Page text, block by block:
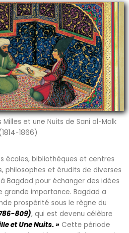
et une Nuits de Sani ol-Molk
1866)
écoles, bibliothèques et centres
philosophes et érudits de diverses
Bagdad pour échanger des idées
importance. Bagdad a
prospérité sous le règne du
809), qui est devenu célèbre
et Une Nuits. » Cette période